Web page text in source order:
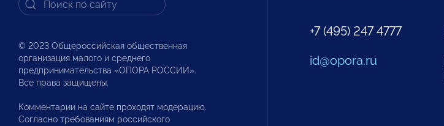
© 2023 Общероссийская общественная
организация малого и среднего
предпринимательства «ОПОРА РОССИИ».
Все права защищены.
Комментарии на сайте проходят модерацию.
Согласно требованиям российского
+7 (495) 247 4777
id@opora.ru